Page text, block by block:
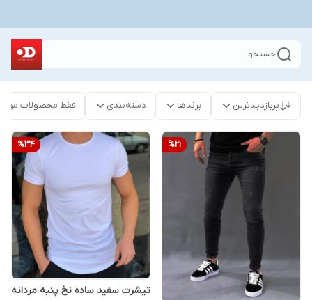
جستجو
پربازدیدترین برندها دسته‌بندی فقط محصولات
%21
%34
تیشرت سفید ساده نخ پنبه مردانه